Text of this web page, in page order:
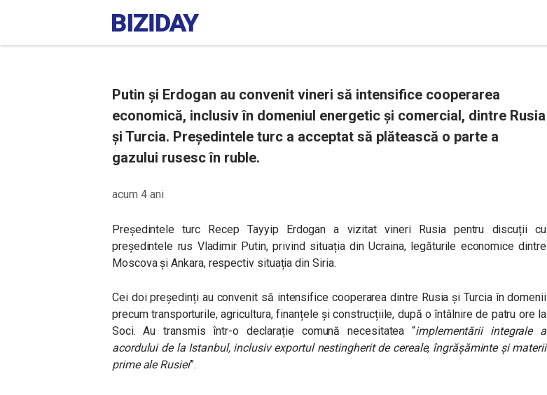
Putin și Erdogan au convenit vineri să intensifice cooperarea
economică, inclusiv în domeniul energetic și comercial, dintre Rusia
și Turcia. Președintele turc a acceptat să plătească o parte a
gazului rusesc în ruble.
acum 4 ani
Președintele turc Recep Tayyip Erdogan a vizitat vineri Rusia pentru discuții cu
președintele rus Vladimir Putin, privind situația din Ucraina, legăturile economice dintre
Moscova și Ankara, respectiv situația din Siria.
Cei doi președinți au convenit să intensifice cooperarea dintre Rusia și Turcia în domenii
precum transporturile, agricultura, finanțele și construcțiile, după o întâlnire de patru ore la
Soci. Au transmis într-o declarație comună necesitatea “implementării integrale a
acordului de la Istanbul, inclusiv exportul nestingherit de cereale, îngrășăminte și materii
prime ale Rusiei”.